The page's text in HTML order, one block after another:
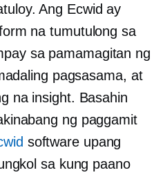
Ang Ecwid ay
na tumutulong sa
sa pamamagitan ng
pagsasama, at
na insight. Basahin
ng paggamit
software upang
sa kung paano